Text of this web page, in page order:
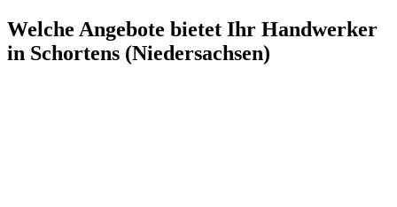
Welche Angebote bietet Ihr Handwerker
in Schortens (Niedersachsen)